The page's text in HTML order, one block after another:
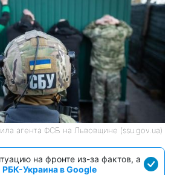
агента ФСБ на Львовщине (ssu.gov.ua)
на фронте из-за фактов, а
РБК-Украина в Google